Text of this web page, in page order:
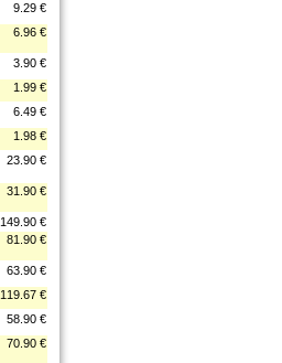
9.29 €
6.96 €
3.90 €
1.99 €
6.49 €
1.98 €
23.90 €
31.90 €
149.90 €
81.90 €
63.90 €
119.67 €
58.90 €
70.90 €